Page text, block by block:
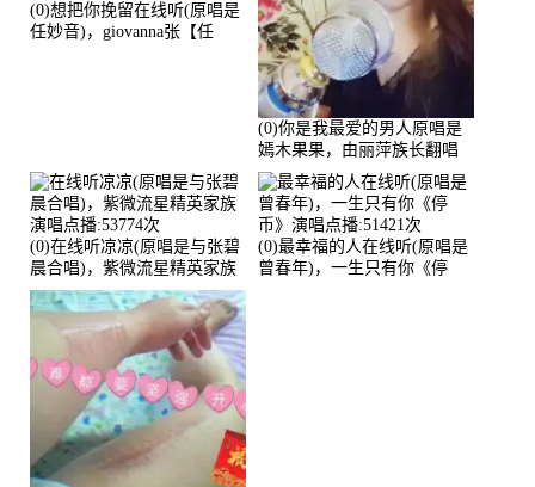
(0)想把你挽留在线听(原唱是
任妙音)，giovanna张【任
(0)你是我最爱的男人原唱是
嫣木果果，由丽萍族长翻唱
(播放:56258)
(0)在线听凉凉(原唱是与张碧
晨合唱)，紫微流星精英家族
演唱点播:53774次
(0)最幸福的人在线听(原唱是
曾春年)，一生只有你《停